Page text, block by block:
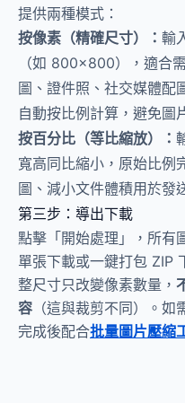
提供兩種模式：
按像素（精確尺寸）： 輸
（如 800×800），適合
圖、證件照、社交媒體配
自動按比例計算，避免圖
按百分比（等比縮放）：
寬高同比縮小，原始比例
圖、減小文件體積用於發
第三步：導出下載
點擊「開始處理」，所有
單張下載或一鍵打包 ZIP
整尺寸只改變像素數量，
容 （這與裁剪不同）。
完成後配合批量圖片壓縮